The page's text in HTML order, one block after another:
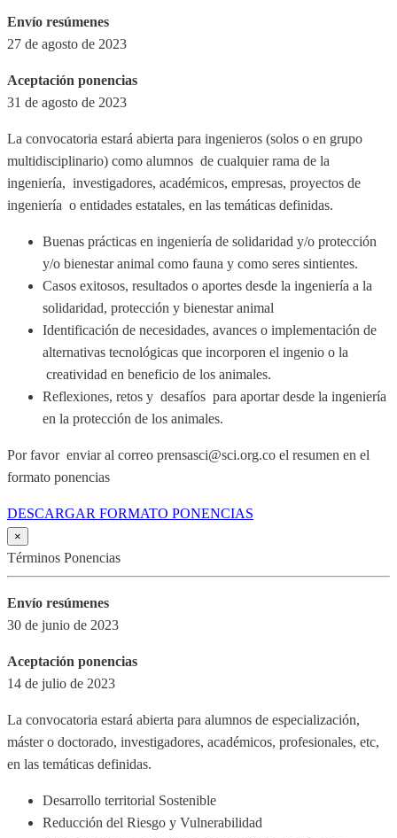
Envío resúmenes
27 de agosto de 2023
Aceptación ponencias
31 de agosto de 2023
La convocatoria estará abierta para ingenieros (solos o en grupo
multidisciplinario) como alumnos de cualquier rama de la
ingeniería, investigadores, académicos, empresas, proyectos de
ingeniería o entidades estatales, en las temáticas definidas.
Buenas prácticas en ingeniería de solidaridad y/o protección
y/o bienestar animal como fauna y como seres sintientes.
Casos exitosos, resultados o aportes desde la ingeniería a la
solidaridad, protección y bienestar animal
Identificación de necesidades, avances o implementación de
alternativas tecnológicas que incorporen el ingenio o la
creatividad en beneficio de los animales.
Reflexiones, retos y desafíos para aportar desde la ingeniería
en la protección de los animales.
Por favor enviar al correo prensasci@sci.org.co el resumen en el
formato ponencias
DESCARGAR FORMATO PONENCIAS
×
Términos Ponencias
Envío resúmenes
30 de junio de 2023
Aceptación ponencias
14 de julio de 2023
La convocatoria estará abierta para alumnos de especialización,
máster o doctorado, investigadores, académicos, profesionales, etc,
en las temáticas definidas.
Desarrollo territorial Sostenible
Reducción del Riesgo y Vulnerabilidad